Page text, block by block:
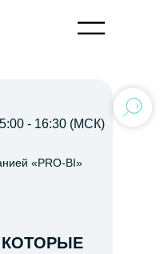
- 16:30 (МСК)
КОТОРЫЕ
«PRO-BI»